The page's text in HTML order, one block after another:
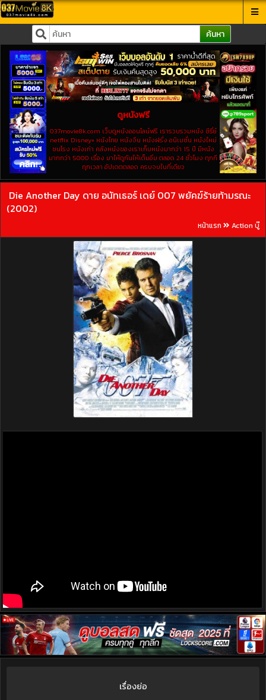
ค้นหา
ดูหนังฟรี
037movie8k.com เว็บดูหนังออนไลน์ฟรี เรารวบรวมหนัง ซีรี่ย์
netflix Disney+ หนังไทย หนังจีน หนังฝรั่ง อนิเมชั่น หนังใหม่
ชนโรง หนังเก่า คลังหนังของเราเก็บหนังมากว่า 15 ปี มีหนัง
มากกว่า 5000 เรื่อง มาให้ดูกันให้เต็มอิ่ม ตลอด 24 ชั่วโมง ทุกที
ทุกเวลา อัปเดตตลอด ครบจบในที่เดียว
Die Another Day ดาย อนัทเธอร์ เดย์ 007 พยัคฆ์ร้ายท้ามรณะ
(2002)
หน้าแรก Action บู๊
เรื่องย่อ